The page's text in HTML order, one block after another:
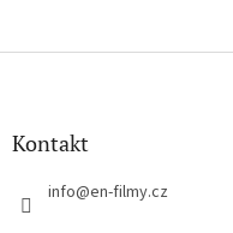
Z
Kontakt
info@en-filmy.cz